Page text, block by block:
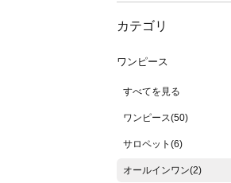
カテゴリ
ワンピース
すべてを見る
ワンピース(50)
サロペット(6)
オールインワン(2)